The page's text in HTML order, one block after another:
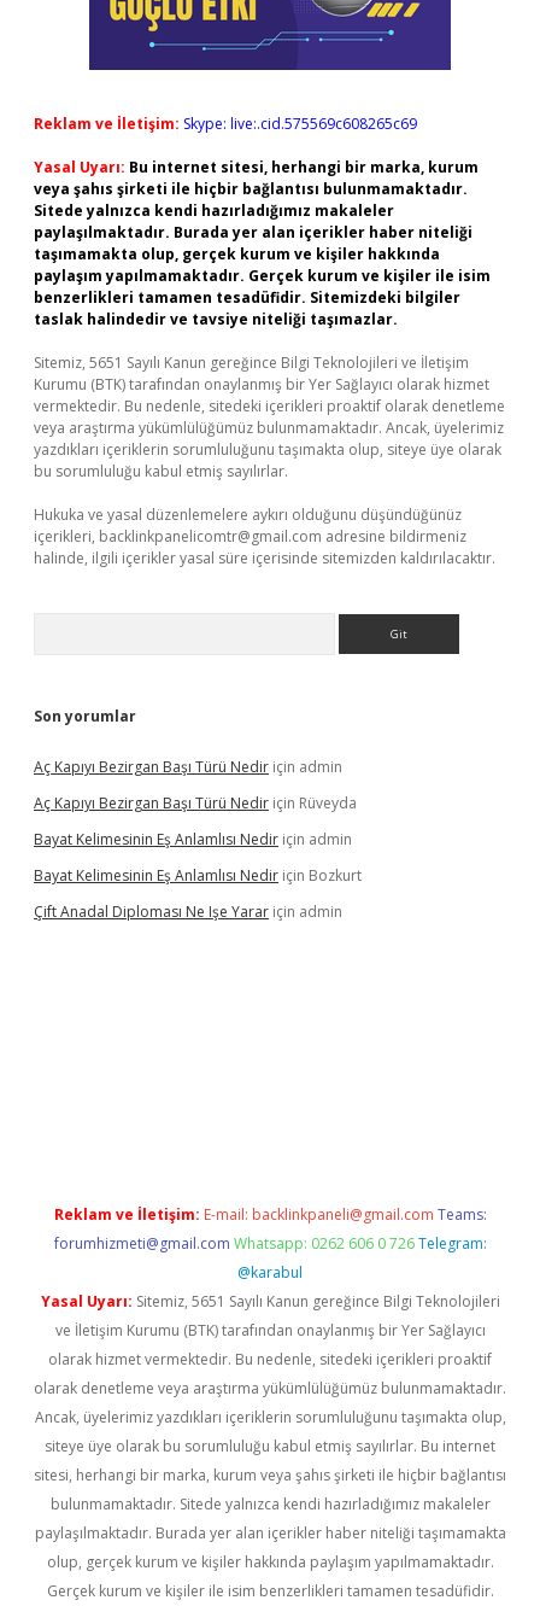
Reklam ve İletişim: Skype: live:.cid.575569c608265c69
Yasal Uyarı: Bu internet sitesi, herhangi bir marka, kurum
veya şahıs şirketi ile hiçbir bağlantısı bulunmamaktadır.
Sitede yalnızca kendi hazırladığımız makaleler
paylaşılmaktadır. Burada yer alan içerikler haber niteliği
taşımamakta olup, gerçek kurum ve kişiler hakkında
paylaşım yapılmamaktadır. Gerçek kurum ve kişiler ile isim
benzerlikleri tamamen tesadüfidir. Sitemizdeki bilgiler
taslak halindedir ve tavsiye niteliği taşımazlar.
Sitemiz, 5651 Sayılı Kanun gereğince Bilgi Teknolojileri ve İletişim
Kurumu (BTK) tarafından onaylanmış bir Yer Sağlayıcı olarak hizmet
vermektedir. Bu nedenle, sitedeki içerikleri proaktif olarak denetleme
veya araştırma yükümlülüğümüz bulunmamaktadır. Ancak, üyelerimiz
yazdıkları içeriklerin sorumluluğunu taşımakta olup, siteye üye olarak
bu sorumluluğu kabul etmiş sayılırlar.
Hukuka ve yasal düzenlemelere aykırı olduğunu düşündüğünüz
içerikleri, backlinkpanelicomtr@gmail.com adresine bildirmeniz
halinde, ilgili içerikler yasal süre içerisinde sitemizden kaldırılacaktır.
Son yorumlar
Aç Kapıyı Bezirgan Başı Türü Nedir için admin
Aç Kapıyı Bezirgan Başı Türü Nedir için Rüveyda
Bayat Kelimesinin Eş Anlamlısı Nedir için admin
Bayat Kelimesinin Eş Anlamlısı Nedir için Bozkurt
Çift Anadal Diploması Ne Işe Yarar için admin
Reklam ve İletişim: E-mail: backlinkpaneli@gmail.com Teams:
forumhizmeti@gmail.com Whatsapp: 0262 606 0 726 Telegram:
@karabul
Yasal Uyarı: Sitemiz, 5651 Sayılı Kanun gereğince Bilgi Teknolojileri
ve İletişim Kurumu (BTK) tarafından onaylanmış bir Yer Sağlayıcı
olarak hizmet vermektedir. Bu nedenle, sitedeki içerikleri proaktif
olarak denetleme veya araştırma yükümlülüğümüz bulunmamaktadır.
Ancak, üyelerimiz yazdıkları içeriklerin sorumluluğunu taşımakta olup,
siteye üye olarak bu sorumluluğu kabul etmiş sayılırlar. Bu internet
sitesi, herhangi bir marka, kurum veya şahıs şirketi ile hiçbir bağlantısı
bulunmamaktadır. Sitede yalnızca kendi hazırladığımız makaleler
paylaşılmaktadır. Burada yer alan içerikler haber niteliği taşımamakta
olup, gerçek kurum ve kişiler hakkında paylaşım yapılmamaktadır.
Gerçek kurum ve kişiler ile isim benzerlikleri tamamen tesadüfidir.